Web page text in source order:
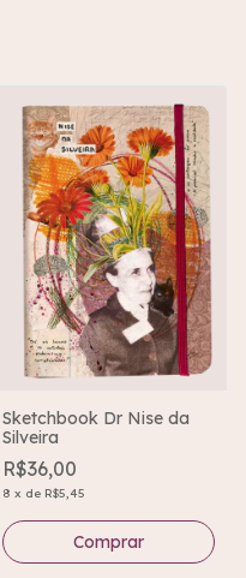
Sketchbook Dr Nise da
Silveira
R$36,00
8 x de R$5,45
Comprar